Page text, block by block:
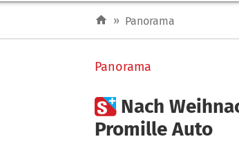
» Panorama
Panorama
 Nach
Promille Auto